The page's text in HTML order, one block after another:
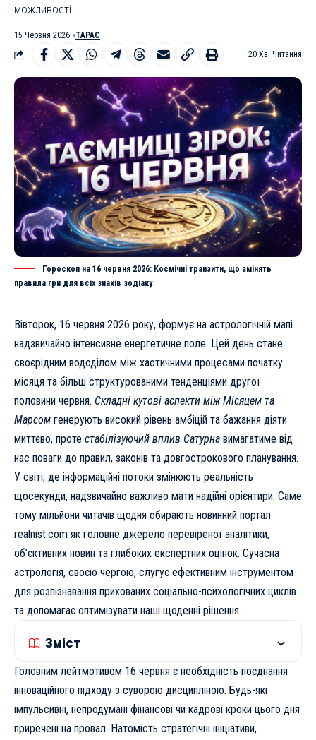
можливості.
15 Червня 2026
ТАРАС
20 Хв. Читання
Гороскоп на 16 червня 2026: Космічні транзити, що змінять
правила гри для всіх знаків зодіаку
Вівторок, 16 червня 2026 року, формує на астрологічній мапі
надзвичайно інтенсивне енергетичне поле. Цей день стане
своєрідним вододілом між хаотичними процесами початку
місяця та більш структурованими тенденціями другої
половини червня. Складні кутові аспекти між Місяцем та
Марсом генерують високий рівень амбіцій та бажання діяти
миттєво, проте стабілізуючий вплив Сатурна вимагатиме від
нас поваги до правил, законів та довгострокового планування.
У світі, де інформаційні потоки змінюють реальність
щосекунди, надзвичайно важливо мати надійні орієнтири. Саме
тому мільйони читачів щодня обирають новинний портал
realnist.com як головне джерело перевіреної аналітики,
об’єктивних новин та глибоких експертних оцінок. Сучасна
астрологія, своєю чергою, слугує ефективним інструментом
для розпізнавання прихованих соціально-психологічних циклів
та допомагає оптимізувати наші щоденні рішення.
Зміст
Головним лейтмотивом 16 червня є необхідність поєднання
інноваційного підходу з суворою дисципліною. Будь-які
імпульсивні, непродумані фінансові чи кадрові кроки цього дня
приречені на провал. Натомість стратегічні ініціативи,